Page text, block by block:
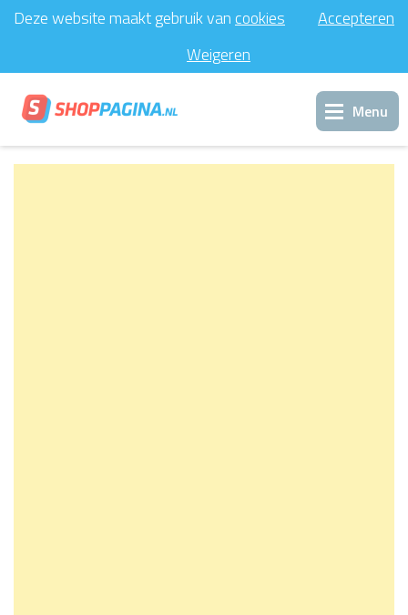
Inloggen
Menu
Deze website maakt gebruik vancookies
Accepteren
Weigeren